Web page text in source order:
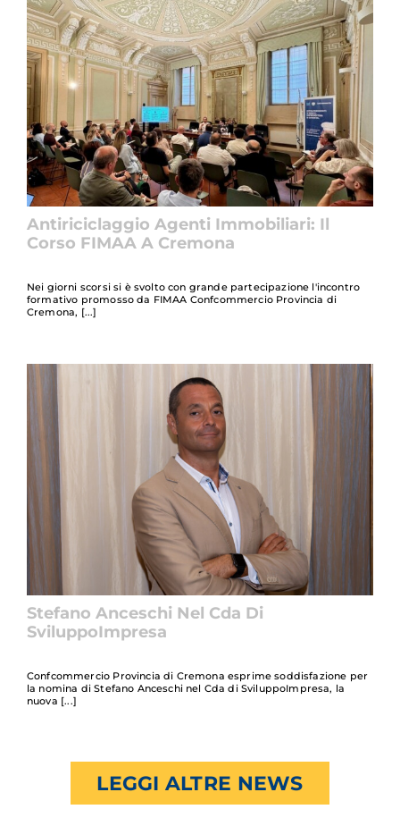
Antiriciclaggio Agenti Immobiliari: Il
Corso FIMAA A Cremona
Nei giorni scorsi si è svolto con grande partecipazione l'incontro
formativo promosso da FIMAA Confcommercio Provincia di
Cremona,
Stefano Anceschi Nel Cda Di
SviluppoImpresa
Confcommercio Provincia di Cremona esprime soddisfazione per
la nomina di Stefano Anceschi nel Cda di SviluppoImpresa, la
nuova
LEGGI ALTRE NEWS